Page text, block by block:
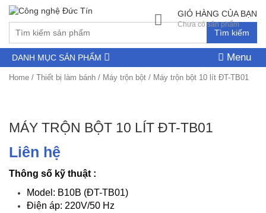
Tìm kiếm
GIỎ HÀNG CỦA BẠN
Chưa có sản phẩm
DANH MỤC SẢN PHẨM Menu
Home / Thiết bị làm bánh / Máy trộn bột / Máy trộn bột 10 lít ĐT-TB01
MÁY TRỘN BỘT 10 LÍT ĐT-TB01
Liên hệ
Thông số kỹ thuật :
Model: B10B (ĐT-TB01)
Điện áp: 220V/50 Hz